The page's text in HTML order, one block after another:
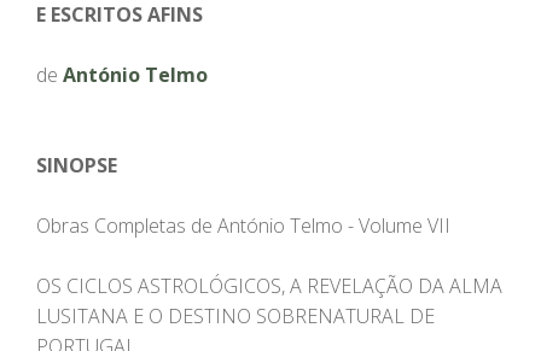
E ESCRITOS AFINS
de António Telmo
SINOPSE
Obras Completas de António Telmo - Volume VII
OS CICLOS ASTROLÓGICOS, A REVELAÇÃO DA ALMA
LUSITANA E O DESTINO SOBRENATURAL DE